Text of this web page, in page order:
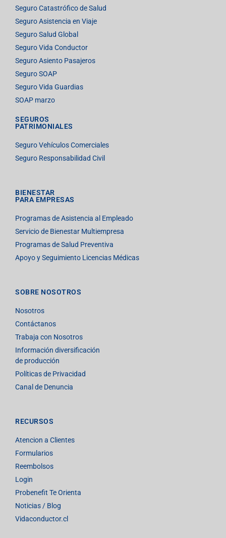
Seguro Catastrófico de Salud
Seguro Asistencia en Viaje
Seguro Salud Global
Seguro Vida Conductor
Seguro Asiento Pasajeros
Seguro SOAP
Seguro Vida Guardias
SOAP marzo
SEGUROS
PATRIMONIALES
Seguro Vehículos Comerciales
Seguro Responsabilidad Civil
BIENESTAR
PARA EMPRESAS
Programas de Asistencia al Empleado
Servicio de Bienestar Multiempresa
Programas de Salud Preventiva
Apoyo y Seguimiento Licencias Médicas
SOBRE NOSOTROS
Nosotros
Contáctanos
Trabaja con Nosotros
Información diversificación
de producción
Políticas de Privacidad
Canal de Denuncia
RECURSOS
Atencion a Clientes
Formularios
Reembolsos
Login
Probenefit Te Orienta
Noticias / Blog
Vidaconductor.cl